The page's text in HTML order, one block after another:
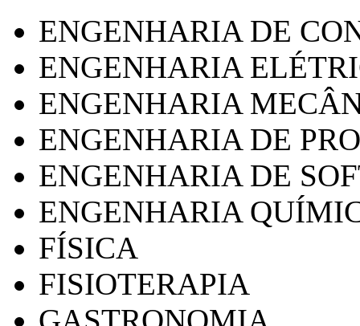
ENGENHARIA DE
ENGENHARIA
ENGENHARIA
ENGENHARIA DE
ENGENHARIA DE
ENGENHARIA
FÍSICA
FISIOTERAPIA